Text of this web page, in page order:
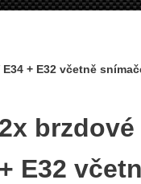
+ E32 včetně
2x
+ E32